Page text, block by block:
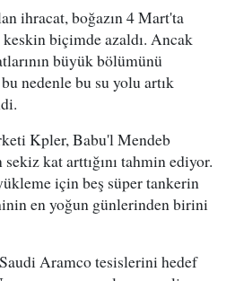
ihracat, boğazın 4 Mart'ta
keskin biçimde azaldı. Ancak
büyük bölümünü
nedenle bu su yolu artık
Kpler, Babu'l Mendeb
kat arttığını tahmin ediyor.
için beş süper tankerin
en yoğun günlerinden birini
Aramco tesislerini hedef